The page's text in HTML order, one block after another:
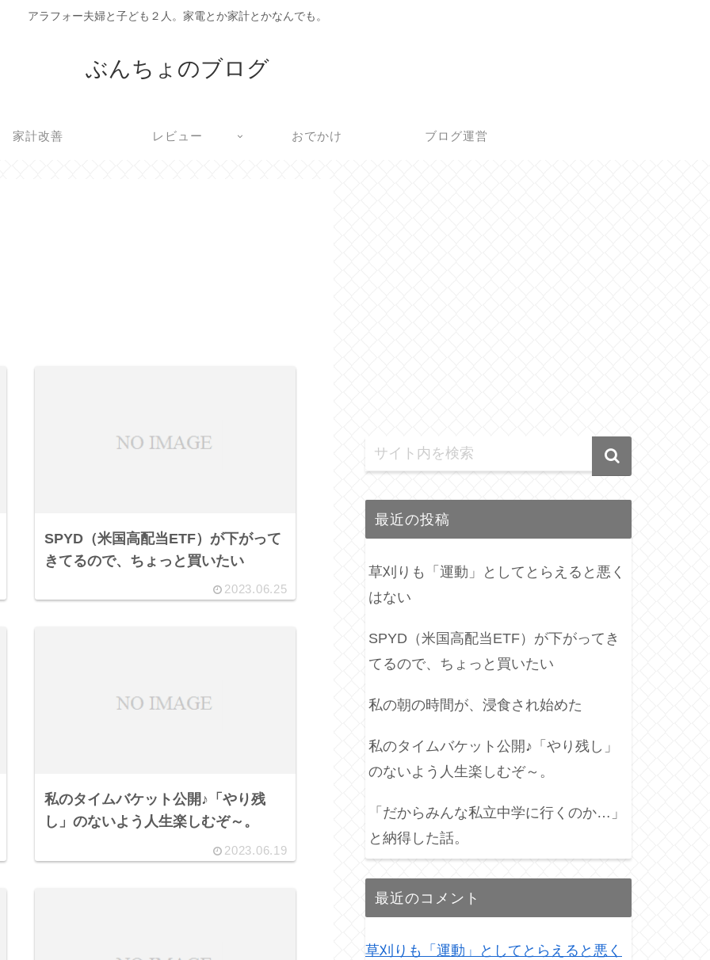
アラフォー夫婦と子ども２人。家電とか家計とかなんでも。
ぶんちょのブログ
家計改善 レビュー おでかけ ブログ運営
SPYD（米国高配当ETF）が下がって
きてるので、ちょっと買いたい
2023.06.25
私のタイムバケット公開♪「やり残
し」のないよう人生楽しむぞ～。
2023.06.19
最近の投稿
草刈りも「運動」としてとらえると悪く
はない
SPYD（米国高配当ETF）が下がってき
てるので、ちょっと買いたい
私の朝の時間が、浸食され始めた
私のタイムバケット公開♪「やり残し」
のないよう人生楽しむぞ～。
「だからみんな私立中学に行くのか…」
と納得した話。
最近のコメント
草刈りも「運動」としてとらえると悪く